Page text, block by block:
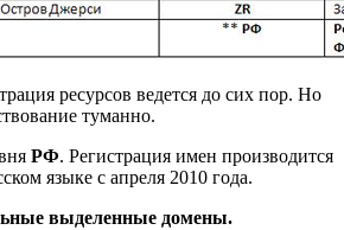
ресурсов ведется до сих пор. Но
туманно.
РФ. Регистрация имен производится
языке с апреля 2010 года.
выделенные домены.